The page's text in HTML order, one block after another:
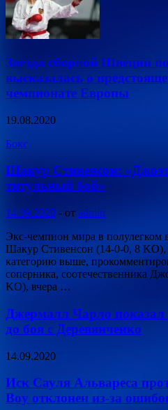
Звезда сборной Швеции
высказалась о
чемпионате Европы
19.08.2020
Бокс
Шакур Стивенсон: «Джоэт
титульный бой»
14.09.2020 - от admin
Экс-чемпион мира в полулегком
Шакур Стивенсон (14-0-0, 8
категорию выше,
соперника, соотечественника
KO), вчера …
Джермалл Чарло показал
до боя с Деревянченко
14.09.2020
Иск Сауля Альвареса
Boy отклонен из-за